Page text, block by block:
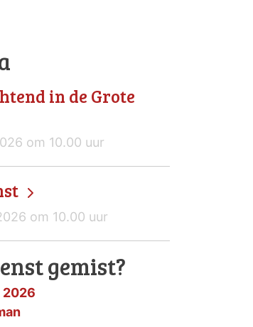
in de Grote
om 10.00 uur
om 10.00 uur
gemist?
2026